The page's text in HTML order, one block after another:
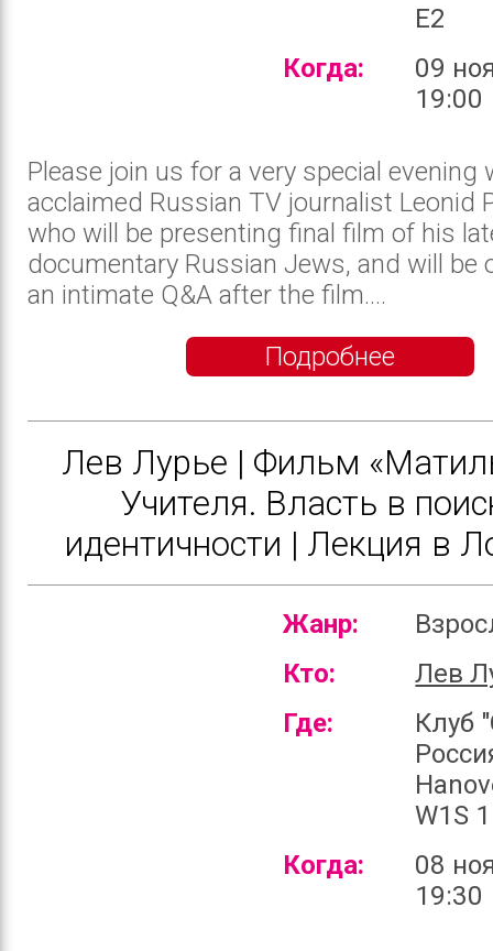
E2
Когда:
09
19:00
Please join us for a very special evening
acclaimed Russian TV journalist Leonid
who will be presenting final film of his
documentary Russian Jews, and will be
an intimate Q&A after the film....
Подробнее
Лев Лурье | Фильм
Учителя. Власть в
идентичности | Лекция в
Жанр:
Кто:
Лев
Где:
Клуб
W1S
Когда:
08
19:30